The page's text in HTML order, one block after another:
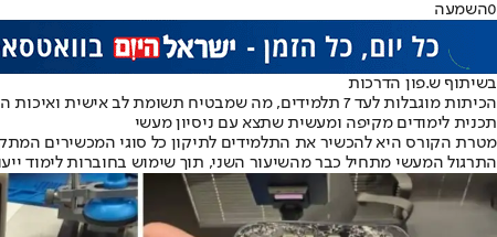
0השמעה
בשיתוף ש.פון הדרכות
הכיתות מוגבלות לעד 7 תלמידים, מה שמבטיח תשומת לב אישית ואיכות הדרכה גבוהה.
תכנית לימודים מקיפה ומעשית שתצא עם ניסיון מעשי
התרגול המעשי מתחיל כבר מהשיעור השני, תוך שימוש בחוברות לימוד